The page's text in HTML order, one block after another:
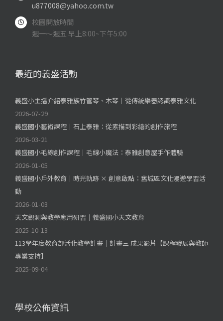
u877008@yahoo.com.tw
校園開放時間
週一～週五 早上8:00~下午5:00
最近的義盛活動
義盛小主播介紹泰雅族竹管琴、木琴｜從傳統樂器認識泰雅文化
2026-07-29
義盛國小藝術課程｜石上泰雅：從素描到彩繪的創作旅程
2026-03-21
義盛國小毛線創作課程｜毛線小魔法：泰雅創意屋手作體驗
2026-01-05
義盛國小戶外教育｜時光軌跡 × 創意啟點：舊城區文化漫遊學習活
動
2026-01-03
天文觀測與教學應用研習｜義盛國小天文教育
2025-10-13
113學年度教育部活化教學計畫｜計畫三 成果影片【課程發展與教師
專業支持】
2025-09-04
學校公佈資訊